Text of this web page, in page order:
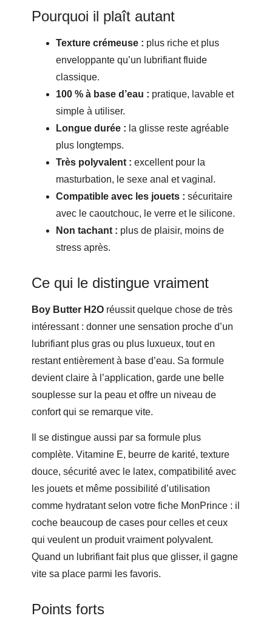
Pourquoi il plaît autant
Texture crémeuse : plus riche et plus
enveloppante qu’un lubrifiant fluide
classique.
100 % à base d’eau : pratique, lavable et
simple à utiliser.
Longue durée : la glisse reste agréable
plus longtemps.
Très polyvalent : excellent pour la
masturbation, le sexe anal et vaginal.
Compatible avec les jouets : sécuritaire
avec le caoutchouc, le verre et le silicone.
Non tachant : plus de plaisir, moins de
stress après.
Ce qui le distingue vraiment
Boy Butter H2O réussit quelque chose de très
intéressant : donner une sensation proche d’un
lubrifiant plus gras ou plus luxueux, tout en
restant entièrement à base d’eau. Sa formule
devient claire à l’application, garde une belle
souplesse sur la peau et offre un niveau de
confort qui se remarque vite.
Il se distingue aussi par sa formule plus
complète. Vitamine E, beurre de karité, texture
douce, sécurité avec le latex, compatibilité avec
les jouets et même possibilité d’utilisation
comme hydratant selon votre fiche MonPrince : il
coche beaucoup de cases pour celles et ceux
qui veulent un produit vraiment polyvalent.
Quand un lubrifiant fait plus que glisser, il gagne
vite sa place parmi les favoris.
Points forts